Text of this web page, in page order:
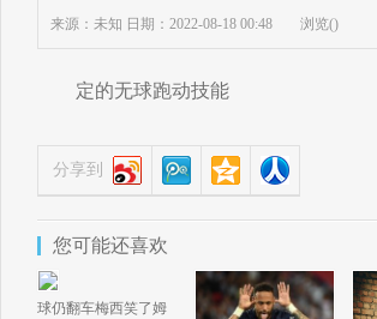
来源：未知 日期：2022-08-18 00:48 浏览()
定的无球跑动技能
分享到
您可能还喜欢
球仍翻车梅西笑了姆